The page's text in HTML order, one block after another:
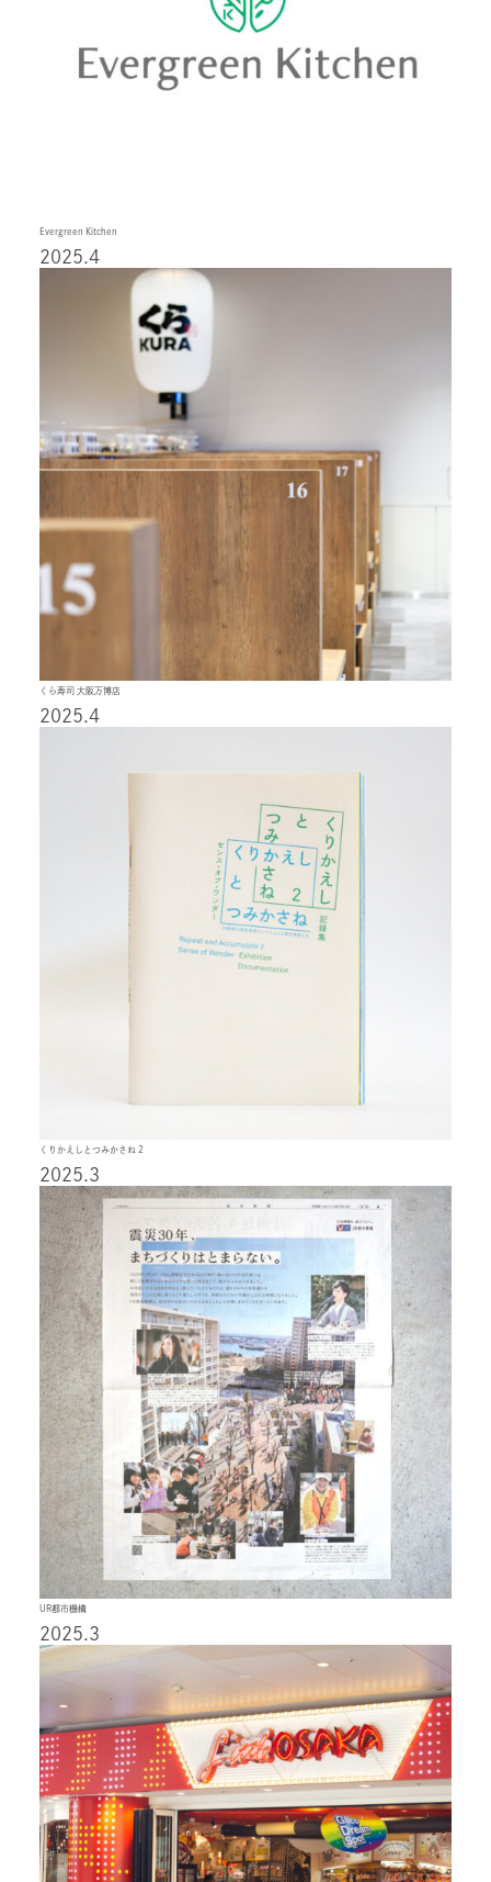
Evergreen Kitchen
2025.4
くら寿司 大阪万博店
2025.4
くりかえしとつみかさね 2
2025.3
UR都市機構
2025.3